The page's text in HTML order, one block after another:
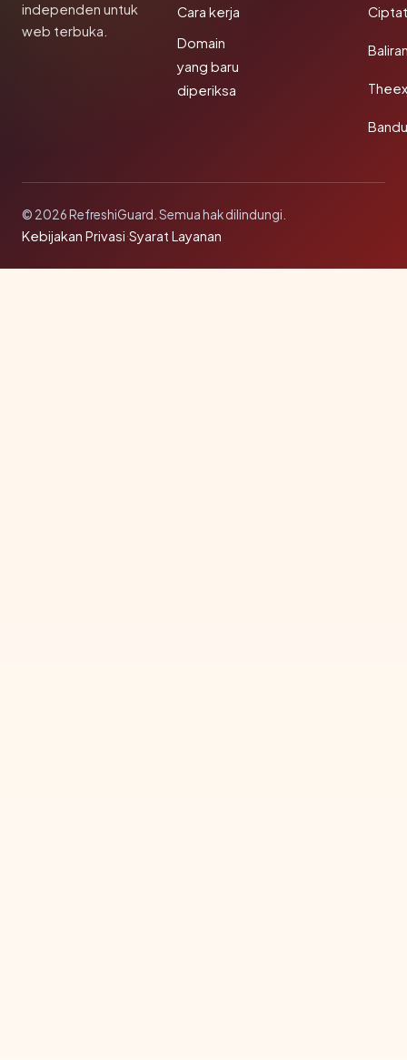
independen untuk
web terbuka.
Cara kerja
Domain
yang baru
diperiksa
© 2026 RefreshiGuard. Semua hak dilindungi.
Kebijakan Privasi·Syarat Layanan